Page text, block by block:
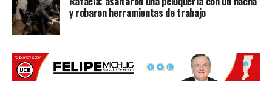
recibió una fotomulta
autorización correspondiente, los automovilistas podrían
iniciar distintas acciones.
y robaron herramientas de trabajo